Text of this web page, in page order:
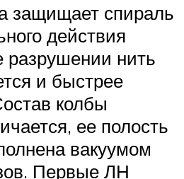
защищает спираль
действия
разрушении нить
и быстрее
колбы
ее полость
вакуумом
Первые ЛН